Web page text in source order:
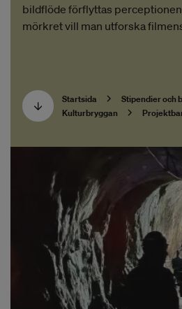
bildflöde förflyttas
mörkret vill man utforska
Startsida
Stipendier och
Kulturbryggan